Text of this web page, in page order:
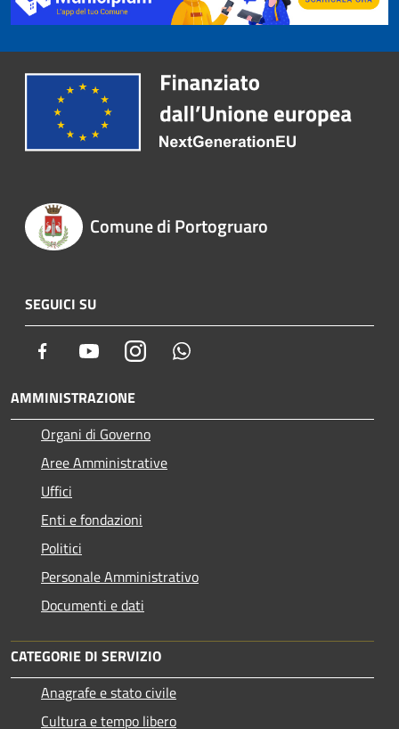
Comune di Portogruaro
SEGUICI SU
Facebook YoutubeInstagram
AMMINISTRAZIONE
Organi di Governo
Aree Amministrative
Uffici
Enti e fondazioni
Politici
Personale Amministrativo
Documenti e dati
CATEGORIE DI SERVIZIO
Anagrafe e stato civile
Cultura e tempo libero